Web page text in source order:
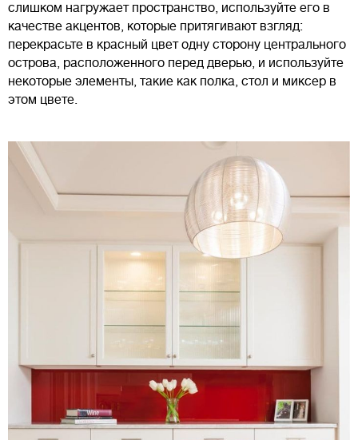
слишком нагружает пространство, используйте его в
качестве акцентов, которые притягивают взгляд:
перекрасьте в красный цвет одну сторону центрального
острова, расположенного перед дверью, и используйте
некоторые элементы, такие как полка, стол и миксер в
этом цвете.